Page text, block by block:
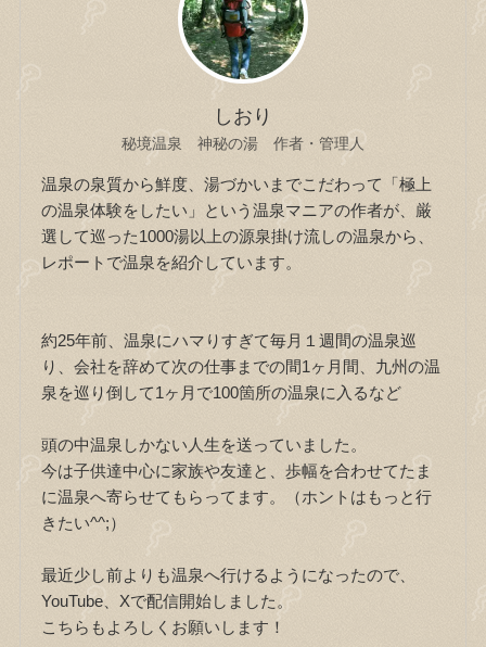
しおり
秘境温泉 神秘の湯 作者・管理人
温泉の泉質から鮮度、湯づかいまでこだわって「極上
の温泉体験をしたい」という温泉マニアの作者が、厳
選して巡った1000湯以上の源泉掛け流しの温泉から、
レポートで温泉を紹介しています。
約25年前、温泉にハマりすぎて毎月１週間の温泉巡
り、会社を辞めて次の仕事までの間1ヶ月間、九州の温
泉を巡り倒して1ヶ月で100箇所の温泉に入るなど
頭の中温泉しかない人生を送っていました。
今は子供達中心に家族や友達と、歩幅を合わせてたま
に温泉へ寄らせてもらってます。（ホントはもっと行
きたい^^;）
最近少し前よりも温泉へ行けるようになったので、
YouTube、Xで配信開始しました。
こちらもよろしくお願いします！